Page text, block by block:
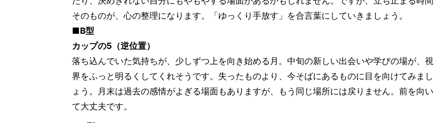
そのものが、心の整理になります。「ゆっくり手放す」を合言葉にしていきましょう。
■B型
カップの5（逆位置）
落ち込んでいた気持ちが、少しずつ上を向き始める月。中旬の新しい出会いや学びの場が、視
界をふっと明るくしてくれそうです。失ったものより、今そばにあるものに目を向けてみまし
ょう。月末は過去の感情がよぎる場面もありますが、もう同じ場所には戻りません。前を向い
て大丈夫です。